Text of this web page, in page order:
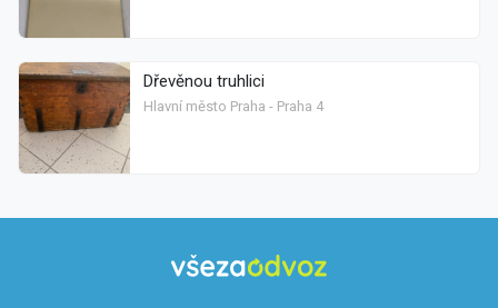
Dřevěnou truhlici
Hlavní město Praha - Praha 4